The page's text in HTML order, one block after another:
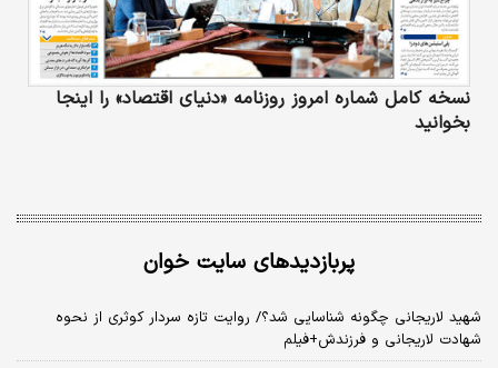
نسخه کامل شماره امروز روزنامه «دنیای‌ اقتصاد» را اینجا
بخوانید
پربازدیدهای سایت خوان
شهید لاریجانی چگونه شناسایی شد؟/ روایت تازه سردار کوثری از نحوه
شهادت لاریجانی و فرزندش+فیلم